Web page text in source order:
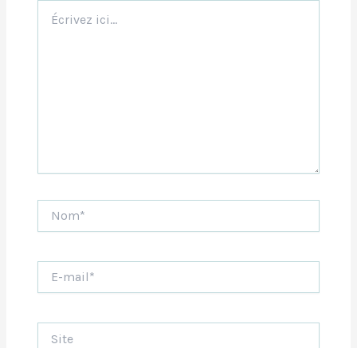
ici…
mail*